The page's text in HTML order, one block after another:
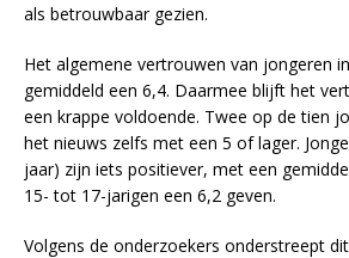
als betrouwbaar gezien.
Het algemene vertrouwen van jongeren
gemiddeld een 6,4. Daarmee blijft het
een krappe voldoende. Twee op de tien
het nieuws zelfs met een 5 of lager.
jaar) zijn iets positiever, met een
15- tot 17-jarigen een 6,2 geven.
Volgens de onderzoekers onderstreept